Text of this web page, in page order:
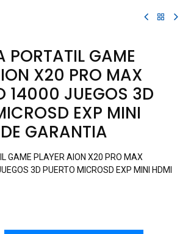
PORTATIL GAME
X20 PRO MAX
14000 JUEGOS 3D
EXP MINI
GARANTIA
GAME PLAYER AION X20 PRO MAX
3D PUERTO MICROSD EXP MINI HDMI